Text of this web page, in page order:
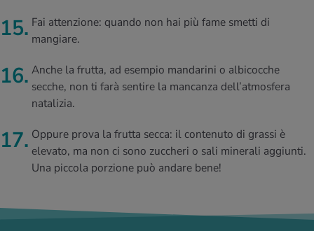
Fai attenzione: quando non hai più fame smetti di
mangiare.
Anche la frutta, ad esempio mandarini o albicocche
secche, non ti farà sentire la mancanza dell’atmosfera
natalizia.
Oppure prova la frutta secca: il contenuto di grassi è
elevato, ma non ci sono zuccheri o sali minerali aggiunti.
Una piccola porzione può andare bene!